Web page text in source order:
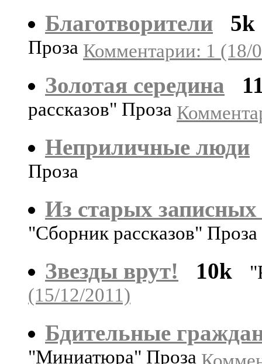
Благотворители
5k
Проза Комментарии: 1 (18/
Золотая середина
рассказов" Проза
Неприличные люди
Проза
Из старых
"Сборник рассказов" Проза
Звезды врут!
10k
(15/12/2011)
Бдительные